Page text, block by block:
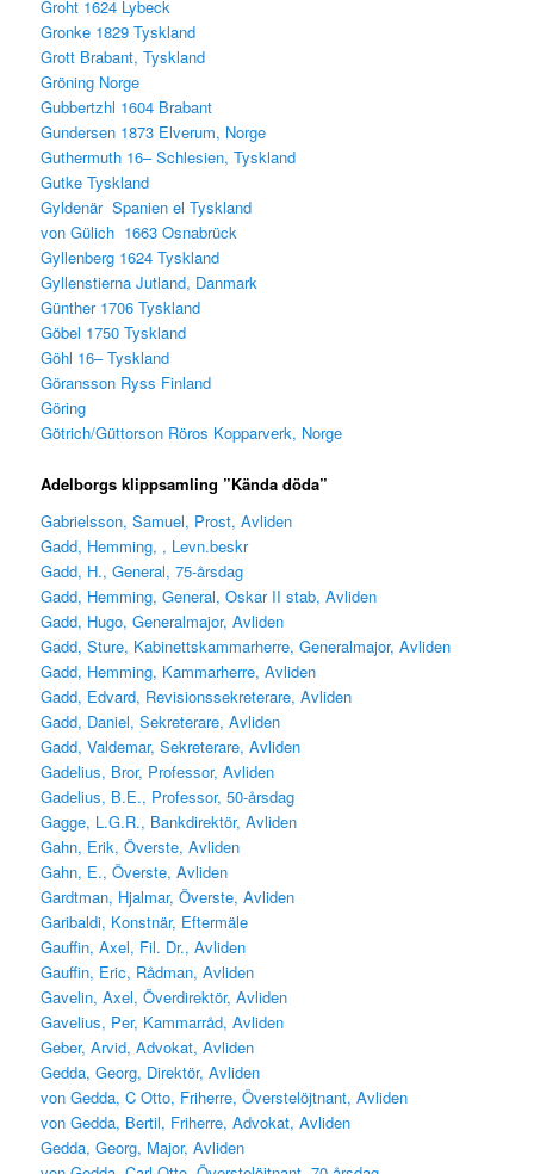
Groht 1624 Lybeck
Gronke 1829 Tyskland
Grott Brabant, Tyskland
Gröning Norge
Gubbertzhl 1604 Brabant
Gundersen 1873 Elverum, Norge
Guthermuth 16– Schlesien, Tyskland
Gutke Tyskland
Gyldenär Spanien el Tyskland
von Gülich 1663 Osnabrück
Gyllenberg 1624 Tyskland
Gyllenstierna Jutland, Danmark
Günther 1706 Tyskland
Göbel 1750 Tyskland
Göhl 16– Tyskland
Göransson Ryss Finland
Göring
Götrich/Güttorson Röros Kopparverk, Norge
Adelborgs klippsamling ”Kända döda”
Gabrielsson, Samuel, Prost, Avliden
Gadd, Hemming, , Levn.beskr
Gadd, H., General, 75-årsdag
Gadd, Hemming, General, Oskar II stab, Avliden
Gadd, Hugo, Generalmajor, Avliden
Gadd, Sture, Kabinettskammarherre, Generalmajor, Avliden
Gadd, Hemming, Kammarherre, Avliden
Gadd, Edvard, Revisionssekreterare, Avliden
Gadd, Daniel, Sekreterare, Avliden
Gadd, Valdemar, Sekreterare, Avliden
Gadelius, Bror, Professor, Avliden
Gadelius, B.E., Professor, 50-årsdag
Gagge, L.G.R., Bankdirektör, Avliden
Gahn, Erik, Överste, Avliden
Gahn, E., Överste, Avliden
Gardtman, Hjalmar, Överste, Avliden
Garibaldi, Konstnär, Eftermäle
Gauffin, Axel, Fil. Dr., Avliden
Gauffin, Eric, Rådman, Avliden
Gavelin, Axel, Överdirektör, Avliden
Gavelius, Per, Kammarråd, Avliden
Geber, Arvid, Advokat, Avliden
Gedda, Georg, Direktör, Avliden
von Gedda, C Otto, Friherre, Överstelöjtnant, Avliden
von Gedda, Bertil, Friherre, Advokat, Avliden
Gedda, Georg, Major, Avliden